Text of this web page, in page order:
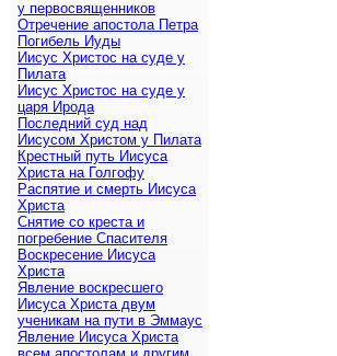
у первосвященников
Отречение апостола Петра
Погибель Иуды
Иисус Христос на суде у
Пилата
Иисус Христос на суде у
царя Ирода
Последний суд над
Иисусом Христом у Пилата
Крестный путь Иисуса
Христа на Голгофу
Распятие и смерть Иисуса
Христа
Снятие со креста и
погребение Спасителя
Воскресение Иисуса
Христа
Явление воскресшего
Иисуса Христа двум
ученикам на пути в Эммаус
Явление Иисуса Христа